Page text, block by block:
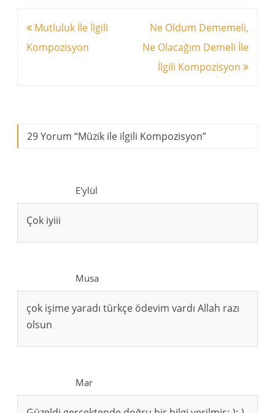
Yazı
dolaşımı
Mutluluk İle İlgili
Kompozisyon
Ne Oldum Dememeli,
Ne Olacağım Demeli İle
İlgili Kompozisyon
29 Yorum “Müzik ile ilgili Kompozisyon”
E'ylül
Çok iyiii
Musa
çok işime yaradı türkçe ödevim vardı Allah razı
olsun
Mar